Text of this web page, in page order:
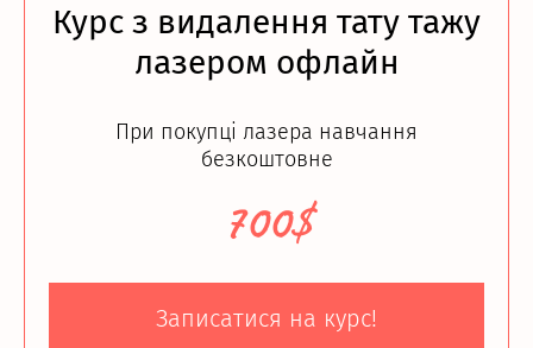
Курс з видалення тату тажу
лазером офлайн
При покупці лазера навчання
безкоштовне
700$
Записатися на курс!